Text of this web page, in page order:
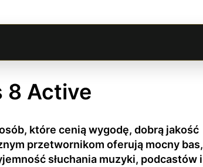
8 Active
które cenią wygodę, dobrą jakość
przetwornikom oferują mocny bas,
słuchania muzyki, podcastów i